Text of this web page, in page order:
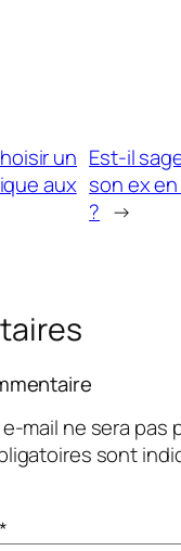
un
aux
Est-il
son ex
? →
mail ne sera pas
sont
*